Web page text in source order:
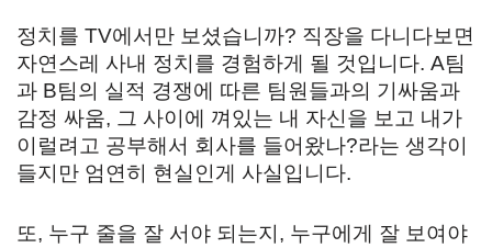
정치를 TV에서만 보셨습니까? 직장을 다니다보면
자연스레 사내 정치를 경험하게 될 것입니다. A팀
과 B팀의 실적 경쟁에 따른 팀원들과의 기싸움과
감정 싸움, 그 사이에 껴있는 내 자신을 보고 내가
이럴려고 공부해서 회사를 들어왔나?라는 생각이
들지만 엄연히 현실인게 사실입니다.
또, 누구 줄을 잘 서야 되는지, 누구에게 잘 보여야